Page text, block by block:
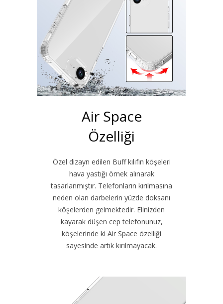
Air Space
Özelliği
Özel dizayn edilen Buff kılıfın köşeleri
hava yastığı örnek alınarak
tasarlanmıştır. Telefonların kırılmasına
neden olan darbelerin yüzde doksanı
köşelerden gelmektedir. Elinizden
kayarak düşen cep telefonunuz,
köşelerinde ki Air Space özelliği
sayesinde artık kırılmayacak.